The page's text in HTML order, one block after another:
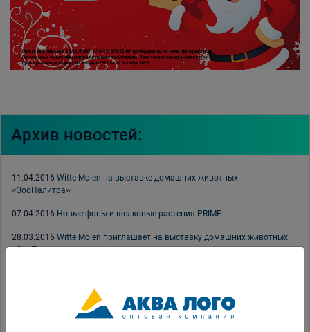
Архив новостей:
11.04.2016 Witte Molen на выставке домашних животных
«ЗооПалитра»
07.04.2016 Новые фоны и шелковые растения PRIME
28.03.2016 Witte Molen приглашает на выставку домашних животных
«ЗооПалитра»
Новые фильтры PRIME: внутренний и СО2